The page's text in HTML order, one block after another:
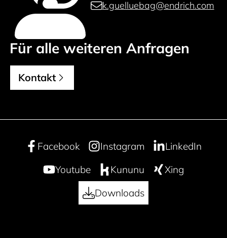
k.guelluebag@endrich.com
Für alle weiteren Anfragen
Kontakt
Facebook Instagram
LinkedIn
Youtube
Kununu
Xing
Downloads